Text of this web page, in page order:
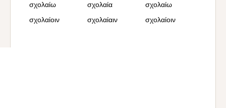
σχολαίω σχολαία
σχολαίω
σχολαίοιν
σχολαίαιν σχολαίοιν